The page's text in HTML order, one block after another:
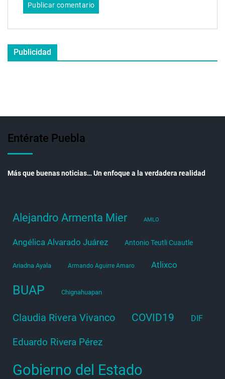
Publicidad
Entérate Puebla
Más que buenas noticias… Un enfoque a la verdadera realidad
Alejandro Armenta Mier AMLO
Angélica Alvarado Juárez Antonio Teutli Cuautle
Ariadna Ayala Armando Aguirre Amaro Atlixco
BUAP Chignahuapan
Claudia Rivera Vivanco COVID19 DIF
Eduardo Rivera Pérez
Gobierno del Estado